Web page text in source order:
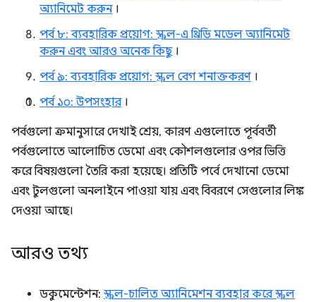
অ্যানিমেট করুন।
পর্ব ৮: ব্যবহারিক প্রয়োগ: স্ক্রল-এ থ্রিডি মডেল অ্যানিমেট
করুন এবং আরও অনেক কিছু।
পর্ব ৯: ব্যবহারিক প্রয়োগ: স্ক্রল বেগ শনাক্তকরণ ।
পর্ব ১০: উপসংহার।
পর্বগুলো ক্রমানুসারে দেখাই শ্রেয়, কারণ এগুলোতে পূর্ববর্তী
পর্বগুলোতে আলোচিত ডেমো এবং কৌশলগুলোর ওপর ভিত্তি
করে বিষয়গুলো তৈরি করা হয়েছে। প্রতিটি পর্বে দেখানো ডেমো
এবং টুলগুলো অনলাইনে পাওয়া যায় এবং বিবরণে সেগুলোর লিঙ্ক
দেওয়া আছে।
আরও তথ্য
ডকুমেন্টেশন: স্ক্রল-চালিত অ্যানিমেশন ব্যবহার করে স্ক্রল